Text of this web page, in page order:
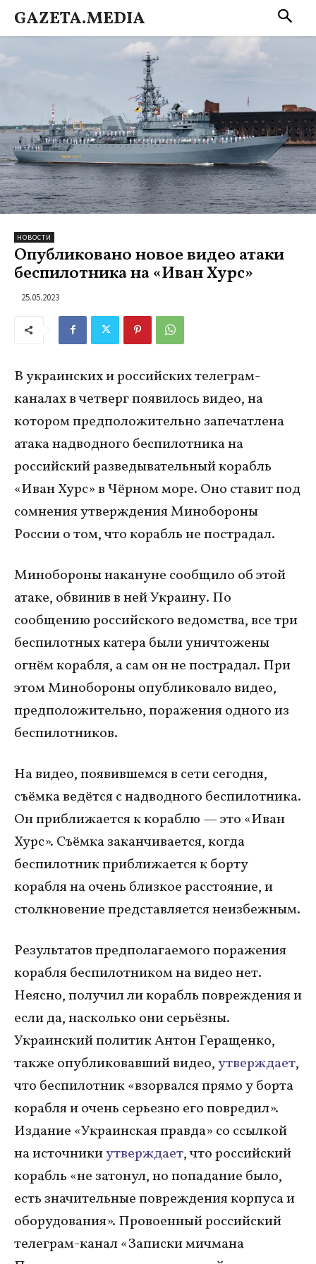
GAZETA.MEDIA
НОВОСТИ
Опубликовано новое видео атаки
беспилотника на «Иван Хурс»
25.05.2023
В украинских и российских телеграм-
каналах в четверг появилось видео, на
котором предположительно запечатлена
атака надводного беспилотника на
российский разведывательный корабль
«Иван Хурс» в Чёрном море. Оно ставит под
сомнения утверждения Минобороны
России о том, что корабль не пострадал.
Минобороны накануне сообщило об этой
атаке, обвинив в ней Украину. По
сообщению российского ведомства, все три
беспилотных катера были уничтожены
огнём корабля, а сам он не пострадал. При
этом Минобороны опубликовало видео,
предположительно, поражения одного из
беспилотников.
На видео, появившемся в сети сегодня,
съёмка ведётся с надводного беспилотника.
Он приближается к кораблю — это «Иван
Хурс». Съёмка заканчивается, когда
беспилотник приближается к борту
корабля на очень близкое расстояние, и
столкновение представляется неизбежным.
Результатов предполагаемого поражения
корабля беспилотником на видео нет.
Неясно, получил ли корабль повреждения и
если да, насколько они серьёзны.
Украинский политик Антон Геращенко,
также опубликовавший видео,утверждает,
что беспилотник «взорвался прямо у борта
корабля и очень серьезно его повредил».
Издание «Украинская правда» со ссылкой
на источникиутверждает, что российский
корабль «не затонул, но попадание было,
есть значительные повреждения корпуса и
оборудования». Провоенный российский
телеграм-канал «Записки мичмана